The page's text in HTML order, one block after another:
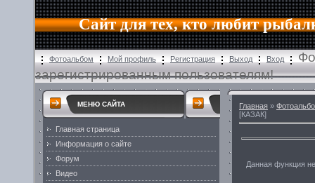
Сайт для тех, кто любит
Фотоальбом Мой профиль Регистрация Выход Вход
зарегистрированным пользователям!
МЕНЮ САЙТА
Главная страница
Информация о сайте
Форум
Видео
Главная »
[КАЗАК]
Данная функция